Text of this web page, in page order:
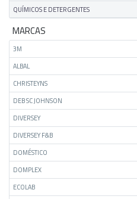
QUÍMICOS E DETERGENTES
MARCAS
3M
ALBAL
CHRISTEYNS
DEB SC JOHNSON
DIVERSEY
DIVERSEY F&B
DOMÉSTICO
DOMPLEX
ECOLAB